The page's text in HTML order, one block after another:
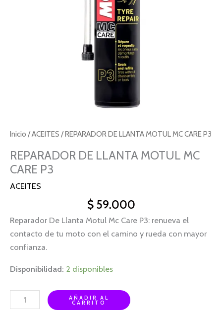
Inicio /ACEITES / REPARADOR DE LLANTA MOTUL MC CARE P3
REPARADOR DE LLANTA MOTUL MC
CARE P3
ACEITES
$59.000
Reparador De Llanta Motul Mc Care P3: renueva el
contacto de tu moto con el camino y rueda con mayor
confianza.
Disponibilidad: 2 disponibles
AÑADIR AL
CARRITO